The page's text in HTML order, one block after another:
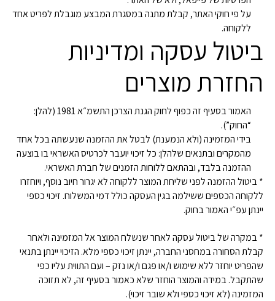
על פי חוקי האתר, קבלת מתנה במסגרת המבצע מוגבלת לפריט אחד
ללקוחה.
ביטול עסקה ומדיניות
החזרת מוצרים
האמור בסעיף זה כפוף לחוק הגנת הצרכן התשמ״א 1981 (להלן:
“החוק”).
בידי המזמינה (ולא הנמענת) לבטל את ההזמנה שנעשתה בכל אחד
מהמקרים ובתנאים שלהלן: כל זיכוי יועבר לכרטיס האשראי בו בוצעה
ההזמנה בלבד, ובהתאם ללוחות הזמנים של חברת האשראי.
* ביטול ההזמנה לפני שליחת המוצר ללקוחה לא יגרור חיוב נוסף, ויוחזרו
ללקוחה הכספים ששילמה בגין העסקה כולל דמי המשלוח. זיכוי כספי
יינתן עפ״י האמור בחוק.
* במקרה של ביטול עסקה לאחר שנשלח המוצר אל המזמינה ולאחר
קבלת הסחורה במחסני החברה, יינתן זיכוי כספי מלא. הזיכוי יינתן בתנאי
שהפריט יוחזר ללא שימוש ו/או פגם ו/או נזק – ועם התווית עליו כפי
שהתקבל. במידה והמוצר הוחזר שלא כאמור בסעיף זה, לא תזוכה
המזמינה (לא זיכוי כספי ולא שובר זיכוי).